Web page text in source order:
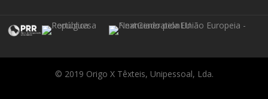
© 2019 Origo X Têxteis, Unipessoal, Lda.